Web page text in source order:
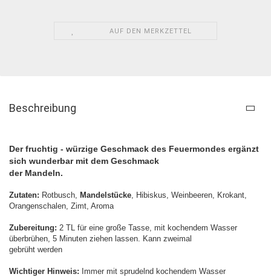
AUF DEN MERKZETTEL
Beschreibung
Der fruchtig - würzige Geschmack des Feuermondes ergänzt
sich wunderbar mit dem Geschmack
der Mandeln.
Zutaten: Rotbusch, Mandelstücke, Hibiskus, Weinbeeren, Krokant,
Orangenschalen, Zimt, Aroma
Zubereitung: 2 TL für eine große Tasse, mit kochendem Wasser
überbrühen, 5 Minuten ziehen lassen. Kann zweimal
gebrüht werden
Wichtiger Hinweis: Immer mit sprudelnd kochendem Wasser